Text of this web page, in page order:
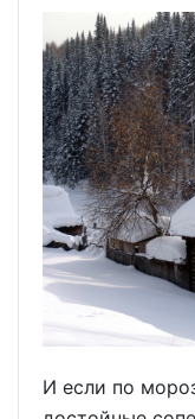
И если по